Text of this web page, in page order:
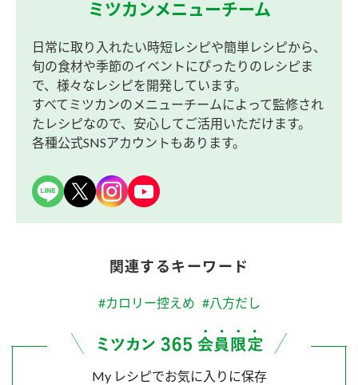
ミツカンメニューチーム
日常に取り入れたい時短レシピや簡単レシピから、
旬の食材や季節のイベントにぴったりのレシピま
で、様々なレシピを開発しています。
すべてミツカンのメニューチームによって監修され
たレシピなので、安心してご活用いただけます。
各種公式SNSアカウントもあります。
関連するキーワード
#カロリー控えめ #八方だし
My レシピでお気に入りに保存